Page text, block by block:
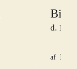
d. 16.
af